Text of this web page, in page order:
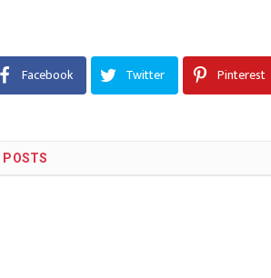
Facebook Twitter Pinterest
POSTS